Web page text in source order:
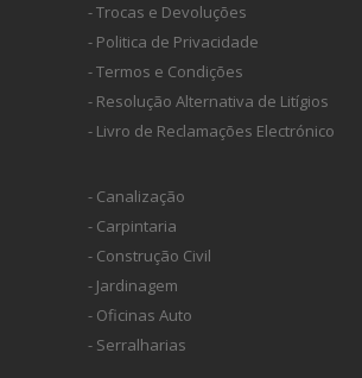
- Trocas e Devoluções
- Politica de Privacidade
- Termos e Condições
- Resolução Alternativa de Litígios
- Livro de Reclamações Electrónico
- Canalização
- Carpintaria
- Construção Civil
- Jardinagem
- Oficinas Auto
- Serralharias